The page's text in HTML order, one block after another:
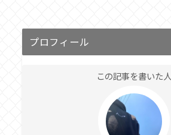
プロフィール
この記事を書いた人